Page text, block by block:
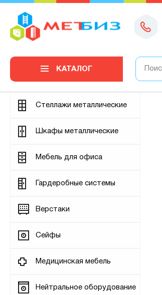
0
КАТАЛОГ
Стеллажи металлические
Шкафы металлические
Мебель для офиса
Гардеробные системы
Верстаки
Сейфы
Медицинская мебель
Нейтральное оборудование